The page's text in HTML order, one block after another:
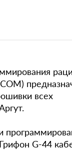
всех
G-44